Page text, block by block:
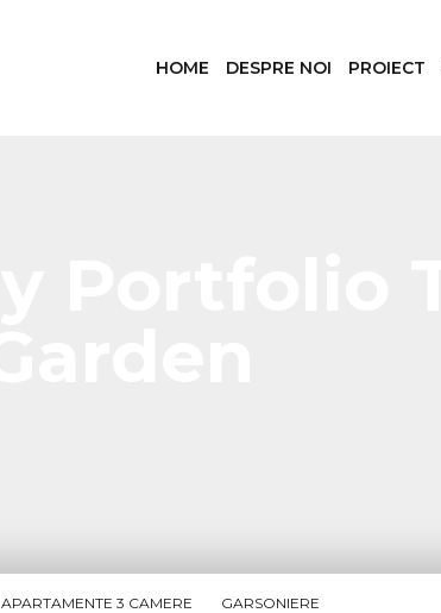
HOME DESPRE NOI PROIECT
APARTAMENTE 3 CAMERE GARSONIERE